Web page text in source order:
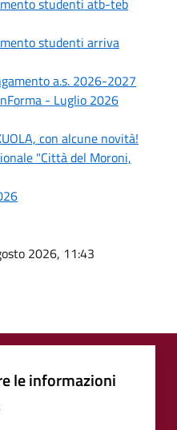
studenti arriva
a.s. 2026-2027
- Luglio 2026
con alcune novità!
"Città del Moroni,
2026, 11:43
le informazioni